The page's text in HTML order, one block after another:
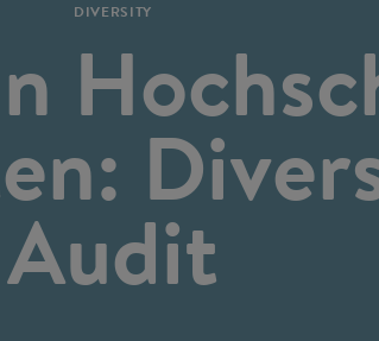
DIVERSITY
Audit